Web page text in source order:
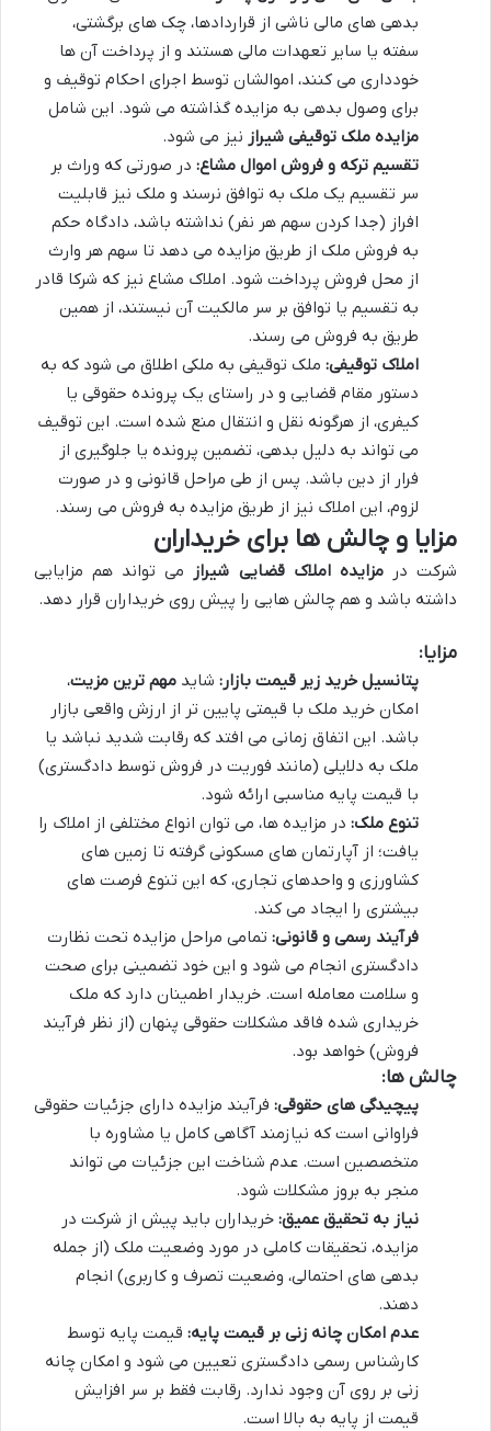
بدهی های مالی ناشی از قراردادها، چک های برگشتی،
سفته یا سایر تعهدات مالی هستند و از پرداخت آن ها
خودداری می کنند، اموالشان توسط اجرای احکام توقیف و
برای وصول بدهی به مزایده گذاشته می شود. این شامل
مزایده ملک توقیفی شیراز نیز می شود.
تقسیم ترکه و فروش اموال مشاع: در صورتی که وراث بر
سر تقسیم یک ملک به توافق نرسند و ملک نیز قابلیت
افراز (جدا کردن سهم هر نفر) نداشته باشد، دادگاه حکم
به فروش ملک از طریق مزایده می دهد تا سهم هر وارث
از محل فروش پرداخت شود. املاک مشاع نیز که شرکا قادر
به تقسیم یا توافق بر سر مالکیت آن نیستند، از همین
طریق به فروش می رسند.
املاک توقیفی: ملک توقیفی به ملکی اطلاق می شود که به
دستور مقام قضایی و در راستای یک پرونده حقوقی یا
کیفری، از هرگونه نقل و انتقال منع شده است. این توقیف
می تواند به دلیل بدهی، تضمین پرونده یا جلوگیری از
فرار از دین باشد. پس از طی مراحل قانونی و در صورت
لزوم، این املاک نیز از طریق مزایده به فروش می رسند.
مزایا و چالش ها برای خریداران
شرکت درمزایده املاک قضایی شیراز می تواند هم مزایایی
داشته باشد و هم چالش هایی را پیش روی خریداران قرار دهد.
مزایا:
پتانسیل خرید زیر قیمت بازار: شاید مهم ترین مزیت،
امکان خرید ملک با قیمتی پایین تر از ارزش واقعی بازار
باشد. این اتفاق زمانی می افتد که رقابت شدید نباشد یا
ملک به دلایلی (مانند فوریت در فروش توسط دادگستری)
با قیمت پایه مناسبی ارائه شود.
تنوع ملک: در مزایده ها، می توان انواع مختلفی از املاک را
یافت؛ از آپارتمان های مسکونی گرفته تا زمین های
کشاورزی و واحدهای تجاری، که این تنوع فرصت های
بیشتری را ایجاد می کند.
فرآیند رسمی و قانونی: تمامی مراحل مزایده تحت نظارت
دادگستری انجام می شود و این خود تضمینی برای صحت
و سلامت معامله است. خریدار اطمینان دارد که ملک
خریداری شده فاقد مشکلات حقوقی پنهان (از نظر فرآیند
فروش) خواهد بود.
چالش ها:
پیچیدگی های حقوقی: فرآیند مزایده دارای جزئیات حقوقی
فراوانی است که نیازمند آگاهی کامل یا مشاوره با
متخصصین است. عدم شناخت این جزئیات می تواند
منجر به بروز مشکلات شود.
نیاز به تحقیق عمیق: خریداران باید پیش از شرکت در
مزایده، تحقیقات کاملی در مورد وضعیت ملک (از جمله
بدهی های احتمالی، وضعیت تصرف و کاربری) انجام
دهند.
عدم امکان چانه زنی بر قیمت پایه: قیمت پایه توسط
کارشناس رسمی دادگستری تعیین می شود و امکان چانه
زنی بر روی آن وجود ندارد. رقابت فقط بر سر افزایش
قیمت از پایه به بالا است.